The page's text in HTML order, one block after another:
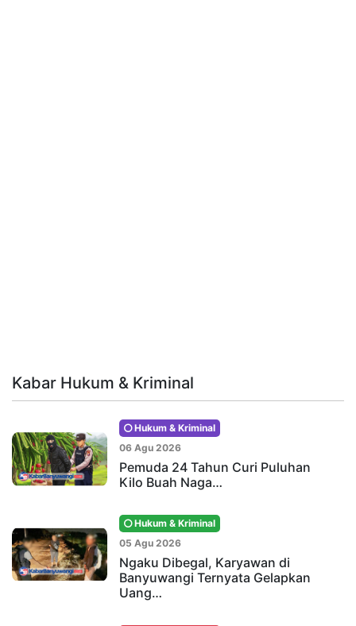
Kabar Hukum & Kriminal
Hukum & Kriminal
06 Agu 2026
Pemuda 24 Tahun Curi Puluhan
Kilo Buah Naga…
Hukum & Kriminal
05 Agu 2026
Ngaku Dibegal, Karyawan di
Banyuwangi Ternyata Gelapkan
Uang…